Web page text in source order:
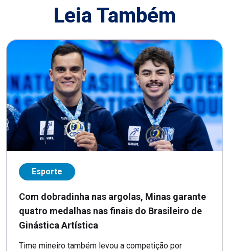
Leia Também
Esporte
Com dobradinha nas argolas, Minas garante
quatro medalhas nas finais do Brasileiro de
Ginástica Artística
Time mineiro também levou a competição por